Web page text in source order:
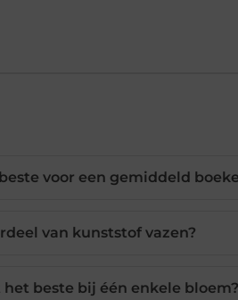
voor een gemiddeld
van kunststof vazen?
beste bij één enkele bloem?